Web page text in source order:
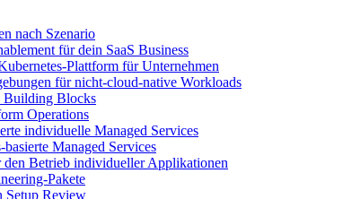
nach Szenario
für dein SaaS Business
Plattform für Unternehmen
für nicht-cloud-native Workloads
Building Blocks
Operations
individuelle Managed Services
basierte Managed Services
den Betrieb individueller Applikationen
Pakete
Setup Review